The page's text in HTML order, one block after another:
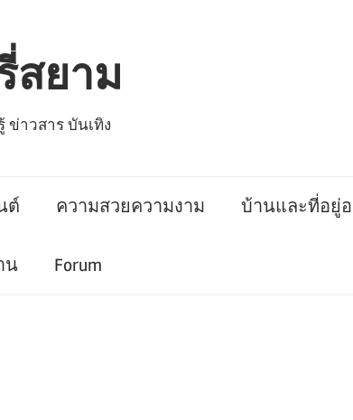
สยาม
ข่าวสาร บันเทิง
ต์ ความสวยความงาม บ้านและที่อยู่
น Forum